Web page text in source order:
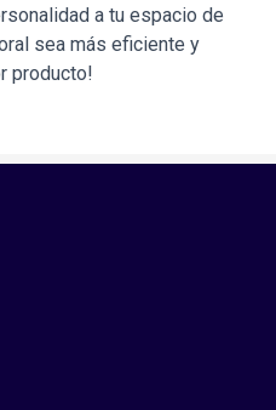
a tu espacio de
sea más eficiente y
producto!